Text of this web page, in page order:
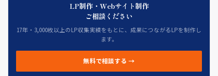
LP制作・Webサイト制作
ご相談ください
17年・3,000枚以上のLP収集実績をもとに、成果につながるLPを制作し
ます。
無料で相談する →